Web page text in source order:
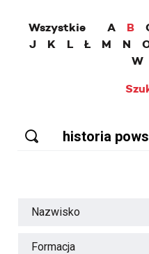
Wszystkie A B
J
K L Ł M N
W
Nazwisko
Formacja